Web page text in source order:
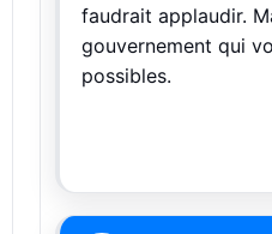
faudrait applaudir.
gouvernement qui
possibles.